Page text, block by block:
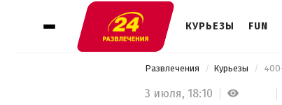
КУРЬЕЗЫ FUN
Развлечения Курьезы
3 июля, 18:10